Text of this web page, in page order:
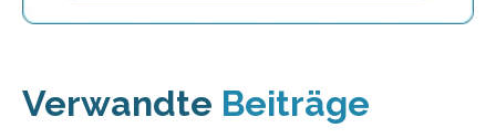
Verwandte Beiträge